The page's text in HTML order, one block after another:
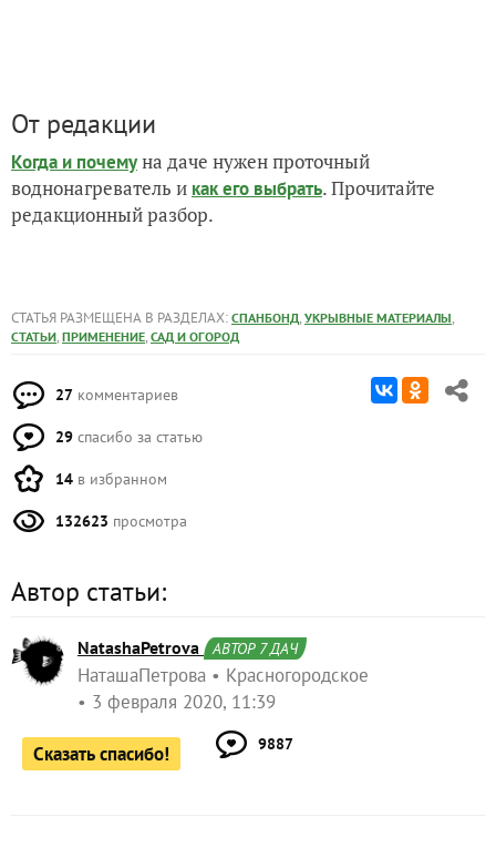
От редакции
Когда и почемуна даче нужен проточный
воднонагреватель и как его выбрать. Прочитайте
редакционный разбор.
СТАТЬЯ РАЗМЕЩЕНА В РАЗДЕЛАХ: СПАНБОНД, УКРЫВНЫЕ МАТЕРИАЛЫ,
СТАТЬИ, ПРИМЕНЕНИЕ, САД И ОГОРОД
27 комментариев
29 спасибо за статью
14 в избранном
132623 просмотра
Автор статьи:
NatashaPetrova АВТОР 7 ДАЧ
НаташаПетрова
Красногородское
3 февраля 2020, 11:39
Сказать спасибо! 9887